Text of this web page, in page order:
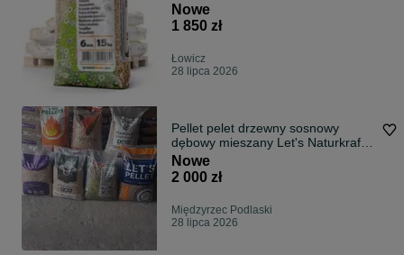
Nowe
1 850 zł
Łowicz
28 lipca 2026
Pellet pelet drzewny sosnowy
dębowy mieszany Let's Naturkraft
Vesta Wood
Nowe
2 000 zł
Międzyrzec Podlaski
28 lipca 2026